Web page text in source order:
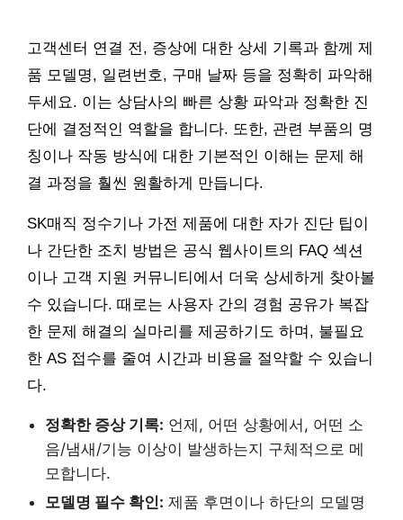
고객센터 연결 전, 증상에 대한 상세 기록과 함께 제
품 모델명, 일련번호, 구매 날짜 등을 정확히 파악해
두세요. 이는 상담사의 빠른 상황 파악과 정확한 진
단에 결정적인 역할을 합니다. 또한, 관련 부품의 명
칭이나 작동 방식에 대한 기본적인 이해는 문제 해
결 과정을 훨씬 원활하게 만듭니다.
SK매직 정수기나 가전 제품에 대한 자가 진단 팁이
나 간단한 조치 방법은 공식 웹사이트의 FAQ 섹션
이나 고객 지원 커뮤니티에서 더욱 상세하게 찾아볼
수 있습니다. 때로는 사용자 간의 경험 공유가 복잡
한 문제 해결의 실마리를 제공하기도 하며, 불필요
한 AS 접수를 줄여 시간과 비용을 절약할 수 있습니
다.
정확한 증상 기록: 언제, 어떤 상황에서, 어떤 소
음/냄새/기능 이상이 발생하는지 구체적으로 메
모합니다.
모델명 필수 확인: 제품 후면이나 하단의 모델명